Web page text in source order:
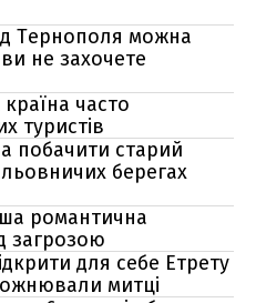
Тернополя можна
не захочете
часто
туристів
побачити старий
берегах
романтична
загрозою
для себе Етрету
митці